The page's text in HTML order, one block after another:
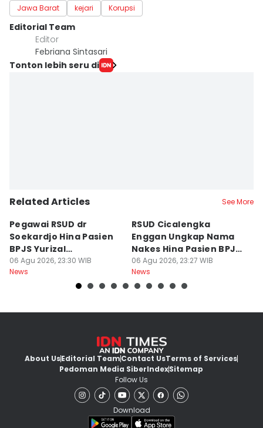
Jawa Barat kejari Korupsi
Editorial Team
Editor
Febriana Sintasari
Tonton lebih seru di
Related Articles See More
Pegawai RSUD dr
Soekardjo Hina Pasien
BPJS Yurizal
Mengundurkan Diri
06 Agu 2026, 23:30 WIB
News
RSUD Cicalengka
Enggan Ungkap Nama
Nakes Hina Pasien BPJS
Yurizal
06 Agu 2026, 23:27 WIB
News
About UsEditorial TeamContact UsTerms of Services
Pedoman Media SiberIndexSitemap
Follow Us
Download